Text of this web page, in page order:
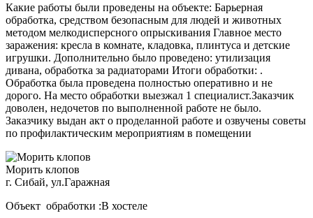
Какие работы были проведены на объекте: Барьерная
обработка, средством безопасным для людей и животных
методом мелкодисперсного опрыскивания Главное место
заражения: кресла в комнате, кладовка, плинтуса и детские
игрушки. Дополнительно было проведено: утилизация
дивана, обработка за радиаторами Итоги обработки: .
Обработка была проведена полностью оперативно и не
дорого. На место обработки выезжал 1 специалист.Заказчик
доволен, недочетов по выполненной работе не было.
Заказчику выдан акт о проделанной работе и озвучены советы
по профилактическим мероприятиям в помещении
Морить клопов
г. Сибай, ул.Гаражная
Объект обработки :В хостеле